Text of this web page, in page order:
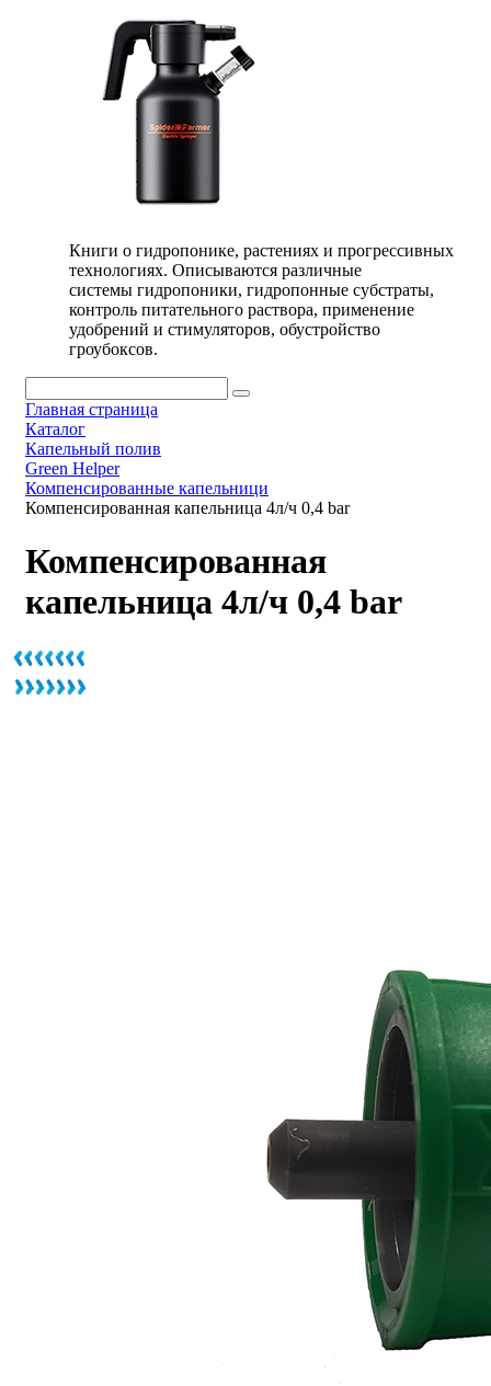
Книги о гидропонике, растениях и прогрессивных
технологиях. Описываются различные
системы гидропоники, гидропонные субстраты,
контроль питательного раствора, применение
удобрений и стимуляторов, обустройство
гроубоксов.
Главная страница
Каталог
Капельный полив
Green Helper
Компенсированные капельници
Компенсированная капельница 4л/ч 0,4 bar
Компенсированная
капельница 4л/ч 0,4 bar